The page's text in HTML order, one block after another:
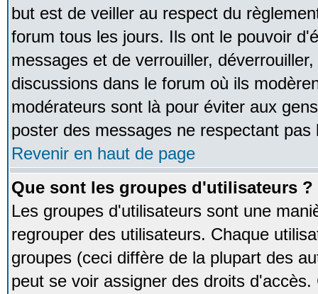
but est de veiller au respect du
forum tous les jours. Ils ont le pouvoir
messages et de verrouiller,
discussions dans le forum où ils
modérateurs sont là pour éviter aux
poster des messages ne respectant pas
Revenir en haut de page
Que sont les groupes d'utilisateurs ?
Les groupes d'utilisateurs sont une
regrouper des utilisateurs. Chaque
groupes (ceci diffère de la plupart des
peut se voir assigner des droits